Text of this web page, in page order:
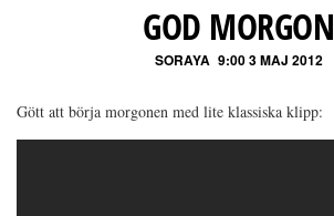
GOD MORGON
SORAYA 9:00 3 MAJ 2012
Gött att börja morgonen med lite klassiska klipp: